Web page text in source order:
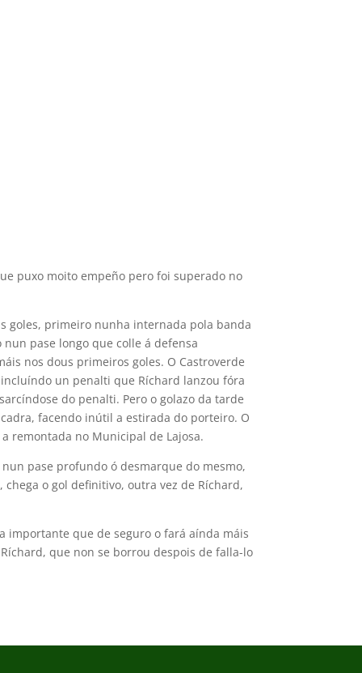
puxo moito empeño pero foi superado no
goles, primeiro nunha internada pola banda
pase longo que colle á defensa
nos dous primeiros goles. O Castroverde
un penalti que Ríchard lanzou fóra
do penalti. Pero o golazo da tarde
facendo inútil a estirada do porteiro. O
remontada no Municipal de Lajosa.
pase profundo ó desmarque do mesmo,
o gol definitivo, outra vez de Ríchard,
importante que de seguro o fará aínda máis
que non se borrou despois de falla-lo